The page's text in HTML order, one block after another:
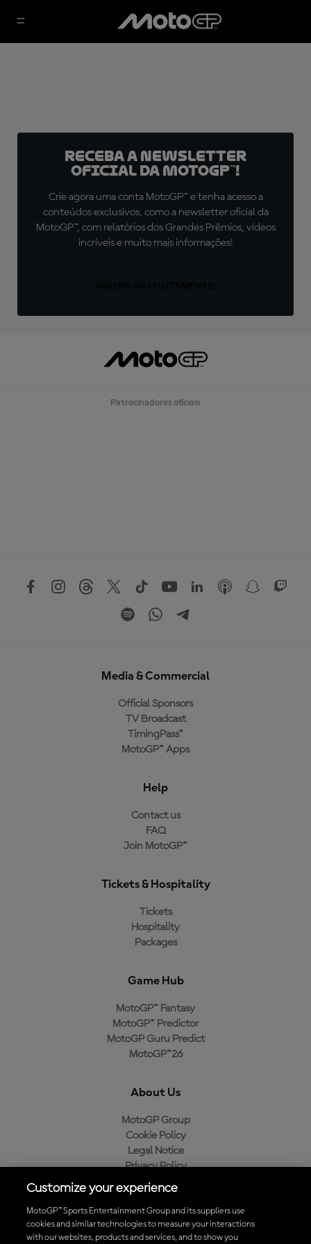
Receba a newsletter
oficial da MotoGP™!
Crie agora uma conta MotoGP™ e tenha acesso a
conteúdos exclusivos, como a newsletter oficial da
MotoGP™, com relatórios dos Grandes Prêmios, vídeos
incríveis e muito mais informações!
Patrocinadores oficiais
Media & Commercial
Official Sponsors
TV Broadcast
TimingPass™
MotoGP™ Apps
Help
Contact us
FAQ
Join MotoGP™
Tickets & Hospitality
Tickets
Hospitality
Packages
Game Hub
MotoGP™ Fantasy
MotoGP™ Predictor
MotoGP Guru Predict
MotoGP™26
About Us
MotoGP Group
Cookie Policy
Legal Notice
Privacy Policy
Purchase Policy
Baixe o aplicativo oficial da MotoGP™
Customize your experience
MotoGP™ Sports Entertainment Group and its suppliers use
cookies and similar technologies to measure your interactions
with our websites, products and services, and to show you